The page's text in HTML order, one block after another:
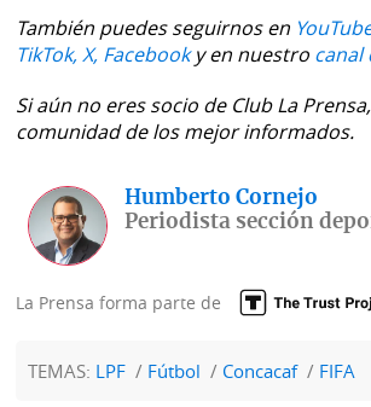
También puedes seguirnos en
TikTok, X, Facebooky en nuestro canal
Si aún no eres socio de Club La
comunidad de los mejor informados.
Humberto Cornejo
Periodista sección
La Prensa forma parte de
TEMAS: LPF Fútbol Concacaf FIFA